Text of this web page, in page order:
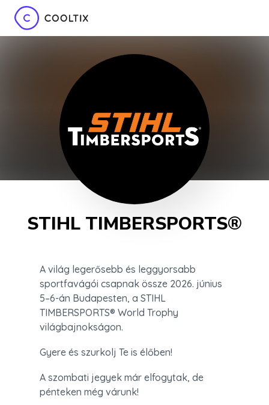
STIHL TIMBERSPORTS®
A világ legerősebb és leggyorsabb
sportfavágói csapnak össze 2026. június
5–6-án Budapesten, a STIHL
TIMBERSPORTS® World Trophy
világbajnokságon.
Gyere és szurkolj Te is élőben!
A szombati jegyek már elfogytak, de
pénteken még várunk!